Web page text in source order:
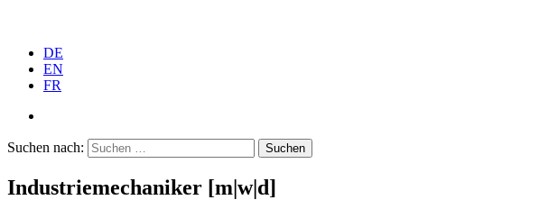
DE
EN
FR
Suchen nach:
Indus­trie­me­cha­niker [m|w|d]